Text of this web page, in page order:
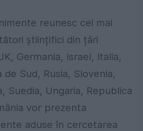
reunesc cei mai
științifici din țări
Germania, Israel, Italia,
de Sud, Rusia, Slovenia,
Suedia, Ungaria, Republica
vor prezenta
aduse în cercetarea